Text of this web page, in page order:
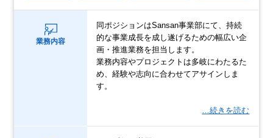
業務内容
同ポジションはSansan事業部にて、持続
的な事業成長を成し遂げるための幅広い企
画・推進業務を担当します。
業務内容やプロジェクトは多岐にわたるた
め、経験や志向に合わせてアサインしま
す。
…続きを読む